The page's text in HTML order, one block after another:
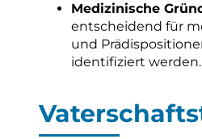
Medizinische
entscheidend für
und
identifiziert werden.